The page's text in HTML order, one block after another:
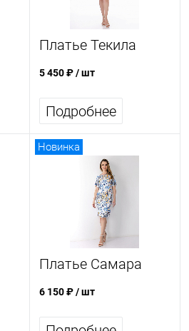
Платье Текила
5 450 ₽/ шт
Подробнее
Новинка
Платье Самара
6 150 ₽/ шт